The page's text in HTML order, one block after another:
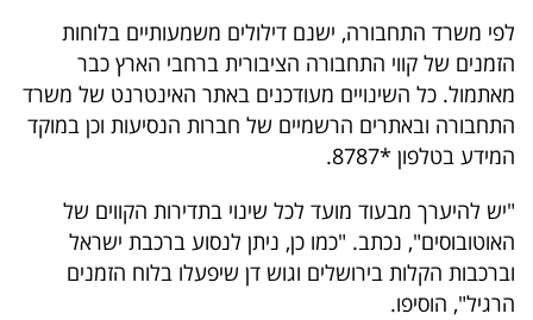
5
המילון
הכלכלי
פודקאסט
40
UNDER
40
לפי משרד התחבורה, ישנם דילולים משמעותיים בלוחות
הזמנים של קווי התחבורה הציבורית ברחבי הארץ כבר
מאתמול. כל השינויים מעודכנים באתר האינטרנט של משרד
התחבורה ובאתרים הרשמיים של חברות הנסיעות וכן במוקד
המידע בטלפון *8787.
"יש להיערך מבעוד מועד לכל שינוי בתדירות הקווים של
האוטובוסים", נכתב. "כמו כן, ניתן לנסוע ברכבת ישראל
וברכבות הקלות בירושלים וגוש דן שיפעלו בלוח הזמנים
הרגיל", הוסיפו.